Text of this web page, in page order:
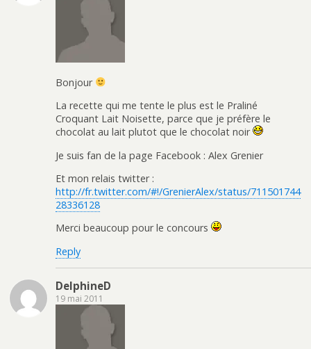
Bonjour
La recette qui me tente le plus est le Praliné
Croquant Lait Noisette, parce que je préfère le
chocolat au lait plutot que le chocolat noir
Je suis fan de la page Facebook : Alex Grenier
Et mon relais twitter :
http://fr.twitter.com/#!/GrenierAlex/status/711501744
28336128
Merci beaucoup pour le concours
Reply
DelphineD
19 mai 2011